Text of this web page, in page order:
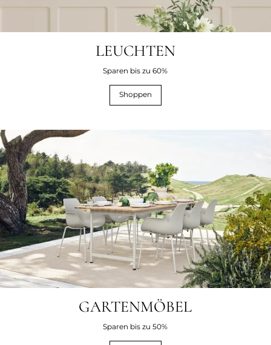
LEUCHTEN
Sparen bis zu 60%
Shoppen
GARTENMÖBEL
Sparen bis zu 50%